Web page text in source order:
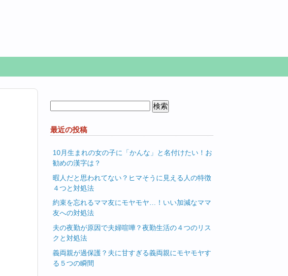
最近の投稿
10月生まれの女の子に「かんな」と名付けたい！お
勧めの漢字は？
暇人だと思われてない？ヒマそうに見える人の特徴
４つと対処法
約束を忘れるママ友にモヤモヤ…！いい加減なママ
友への対処法
夫の夜勤が原因で夫婦喧嘩？夜勤生活の４つのリス
クと対処法
義両親が過保護？夫に甘すぎる義両親にモヤモヤす
る５つの瞬間